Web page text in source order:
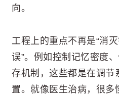
向。
工程上的重点不再是“消
误”。例如控制记忆密度
存机制，这些都是在调节
置。就像医生治病，很多